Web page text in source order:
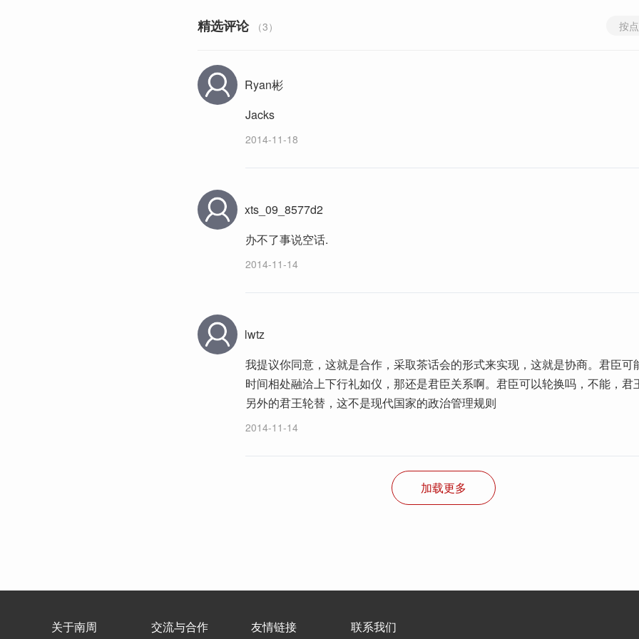
精选评论 （3） 按
Ryan彬
Jacks
2014-11-18
xts_09_8577d2
办不了事说空话.
2014-11-14
lwtz
我提议你同意，这就是合作，采取茶话会的形式来实现，这就是协商。君臣可
时间相处融洽上下行礼如仪，那还是君臣关系啊。君臣可以轮换吗，不能，君
另外的君王轮替，这不是现代国家的政治管理规则
2014-11-14
加载更多
关于南周 交流与合作 友情链接 联系我们